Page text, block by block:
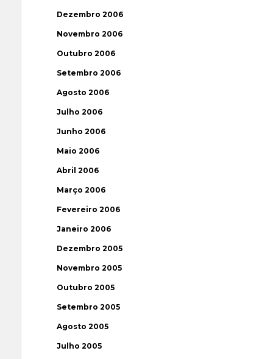
Dezembro 2006
Novembro 2006
Outubro 2006
Setembro 2006
Agosto 2006
Julho 2006
Junho 2006
Maio 2006
Abril 2006
Março 2006
Fevereiro 2006
Janeiro 2006
Dezembro 2005
Novembro 2005
Outubro 2005
Setembro 2005
Agosto 2005
Julho 2005